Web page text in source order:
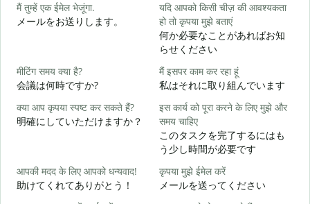
मैं तुम्हें एक ईमेल भेजूंगा.
メールをお送りします。
यदि आपको किसी चीज़ की आवश्यकता
हो तो कृपया मुझे बताएं
何か必要なことがあればお知
らせください
मीटिंग समय क्या है?
会議は何時ですか?
मैं इसपर काम कर रहा हूं
私はそれに取り組んでいます
क्या आप कृपया स्पष्ट कर सकते हैं?
明確にしていただけますか？
इस कार्य को पूरा करने के लिए मुझे और
समय चाहिए
このタスクを完了するにはも
う少し時間が必要です
आपकी मदद के लिए आपको धन्यवाद!
助けてくれてありがとう！
कृपया मुझे ईमेल करें
メールを送ってください